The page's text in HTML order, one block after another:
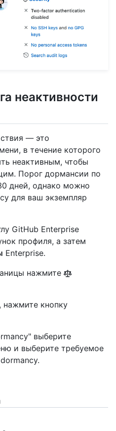
неактивности
— это
в течение которого
неактивным, чтобы
Порог дормансии по
дней, однако можно
для ваш экземпляр
GitHub Enterprise
профиля, а затем
Enterprise.
нажмите
, нажмите кнопку
выберите
и выберите требуемое